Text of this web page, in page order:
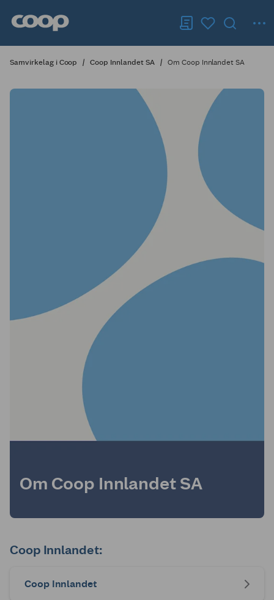
Samvirkelag i Coop Coop Innlandet SA Om Coop Innlandet SA
Om Coop Innlandet SA
Coop Innlandet:
Coop Innlandet